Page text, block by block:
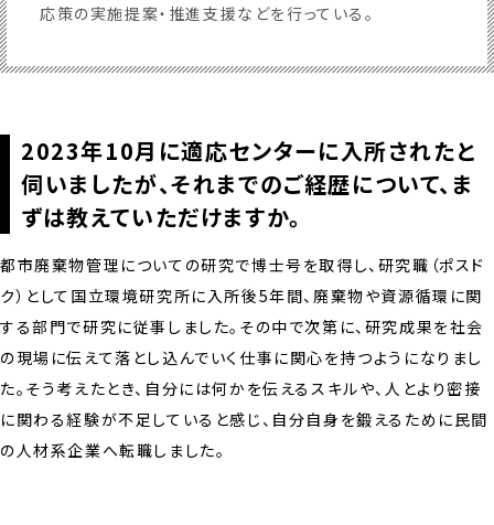
応策の実施提案・推進支援などを行っている。
2023年10月に適応センターに入所されたと
伺いましたが、それまでのご経歴について、ま
ずは教えていただけますか。
都市廃棄物管理についての研究で博士号を取得し、研究職（ポスド
ク）として国立環境研究所に入所後5年間、廃棄物や資源循環に関
する部門で研究に従事しました。その中で次第に、研究成果を社会
の現場に伝えて落とし込んでいく仕事に関心を持つようになりまし
た。そう考えたとき、自分には何かを伝えるスキルや、人とより密接
に関わる経験が不足していると感じ、自分自身を鍛えるために民間
の人材系企業へ転職しました。